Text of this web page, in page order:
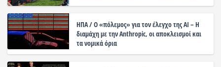
ΗΠΑ / Ο «πόλεμος» για τον έλεγχο της ΑΙ – Η
διαμάχη με την Anthropic, οι αποκλεισμοί και
τα νομικά όρια